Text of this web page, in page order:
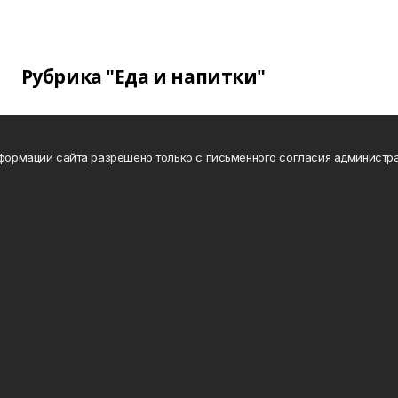
Рубрика "Еда и напитки"
сайта разрешено только с письменного согласия